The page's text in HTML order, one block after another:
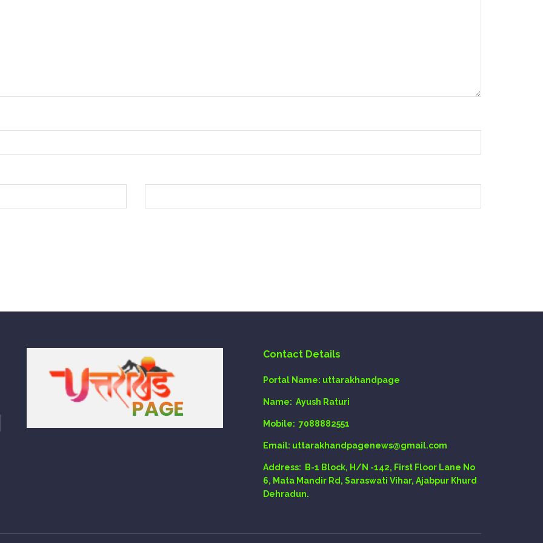
Contact Details
Portal Name: uttarakhandpage
Name: Ayush Raturi
Mobile: 7088882551
Email: uttarakhandpagenews@gmail.com
Address:
B-1 Block, H/N -142, First Floor Lane No
6, Mata Mandir Rd, Saraswati Vihar, Ajabpur Khurd
Dehradun.